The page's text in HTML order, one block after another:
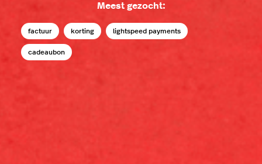
Meest gezocht:
factuur korting lightspeed payments
cadeaubon